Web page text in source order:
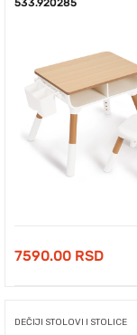
533.920285
7590.00 RSD
DEČIJI STOLOVI I STOLICE